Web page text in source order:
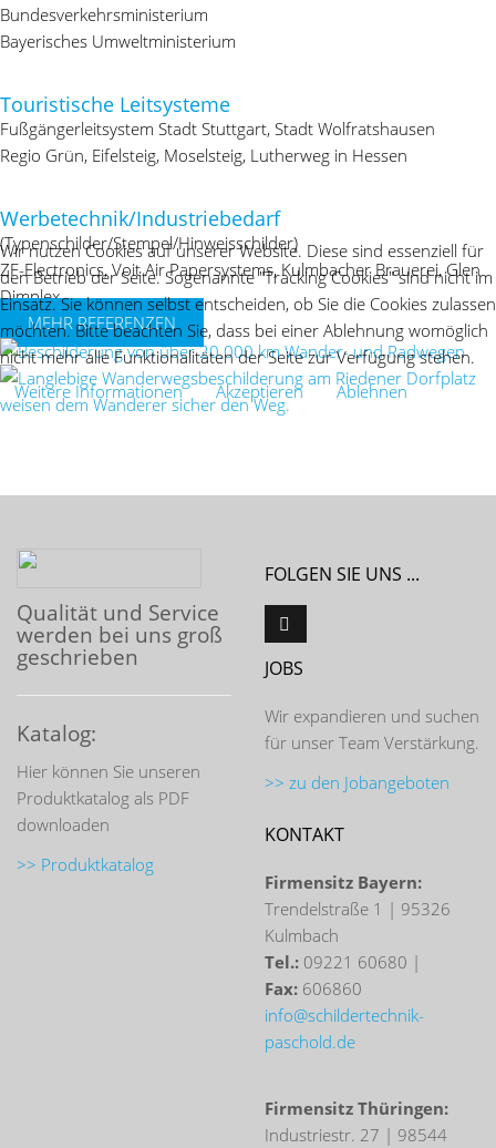
Bundesverkehrsministerium
Bayerisches Umweltministerium
Touristische Leitsysteme
Fußgängerleitsystem Stadt Stuttgart, Stadt Wolfratshausen
Regio Grün, Eifelsteig, Moselsteig, Lutherweg in Hessen
Werbetechnik/Industriebedarf
(Typenschilder/Stempel/Hinweisschilder)
ZF-Electronics, Voit Air Papersystems, Kulmbacher Brauerei, Glen
Dimplex
MEHR REFERENZEN
Qualität und Service
werden bei uns groß
geschrieben
Katalog:
Hier können Sie unseren
Produktkatalog als PDF
downloaden
>> Produktkatalog
FOLGEN SIE UNS ...
JOBS
Wir expandieren und suchen
für unser Team Verstärkung.
>> zu den Jobangeboten
KONTAKT
Firmensitz Bayern:
Trendelstraße 1 | 95326
Kulmbach
Tel.: 09221 60680 |
Fax: 606860
info@schildertechnik-
paschold.de
Firmensitz Thüringen:
Industriestr. 27 | 98544
Wir nutzen Cookies auf unserer Website. Diese sind essenziell für
den Betrieb der Seite. Sogenannte "Tracking Cookies" sind nicht im
Einsatz. Sie können selbst entscheiden, ob Sie die Cookies zulassen
möchten. Bitte beachten Sie, dass bei einer Ablehnung womöglich
nicht mehr alle Funktionalitäten der Seite zur Verfügung stehen.
Weitere Informationen
Akzeptieren Ablehnen